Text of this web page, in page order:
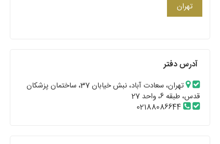
تهران
آدرس دفتر
تهران، سعادت آباد، نبش خیابان 37، ساختمان پزشکان
قدس، طبقه 6، واحد 27
02188086644